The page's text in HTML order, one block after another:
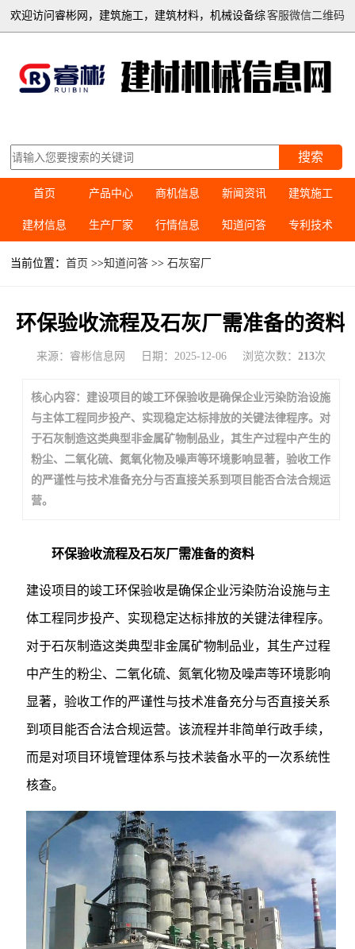
客服微信二维码
欢迎访问睿彬网，建筑施工，建筑材料，机械设备综
搜索
首页 产品中心 商机信息 新闻资讯 建筑施工
建材信息 生产厂家 行情信息 知道问答 专利技术
当前位置：首页 >>知道问答 >>石灰窑厂
环保验收流程及石灰厂需准备的资料
来源：睿彬信息网 日期：2025-12-06 浏览次数： 213次
核心内容：建设项目的竣工环保验收是确保企业污染防治设施
与主体工程同步投产、实现稳定达标排放的关键法律程序。对
于石灰制造这类典型非金属矿物制品业，其生产过程中产生的
粉尘、二氧化硫、氮氧化物及噪声等环境影响显著，验收工作
的严谨性与技术准备充分与否直接关系到项目能否合法合规运
营。
环保验收流程及石灰厂需准备的资料
建设项目的竣工环保验收是确保企业污染防治设施与主
体工程同步投产、实现稳定达标排放的关键法律程序。
对于石灰制造这类典型非金属矿物制品业，其生产过程
中产生的粉尘、二氧化硫、氮氧化物及噪声等环境影响
显著，验收工作的严谨性与技术准备充分与否直接关系
到项目能否合法合规运营。该流程并非简单行政手续，
而是对项目环境管理体系与技术装备水平的一次系统性
核查。